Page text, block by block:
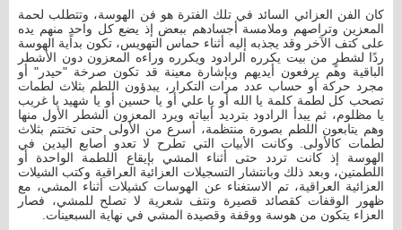
كان الفن العزائي السائد في تلك الفترة هو فن الهوسة، وتتطلب لحمة
المعزين وتراصهم وملامسة أجسادهم ببعض إذ يضع كل واحدٍ منهم يده
على كتف الآخر وقد يجذبه إليه أثناء حماس التهويس، تكون بداية الهوسة
ردًا لشطرٍ من بيت يكرره الرادود ويكرره وراءه المعزون دون الأشطر
الباقية وهم يرفعون أيديهم وبإشارة معينة قد تكون صرخة "حيدر" أو
مجرد حركة أو حساب عدد مرات التكرار، يبدؤون اللطم بثلاث لطمات
تصحب كل لطمة كلمة يا الله أو يا علي أو يا حسين أو يا شهيد يا غريب
يا مظلوم، ثم يبدأ الرادود بترديد أبياته ويرد المعزون الشطر الأول منها
وهم يتابعون اللطم بصورة منتظمة، أسرع من الأولى حتى تختتم بثلاث
لطمات كالأولى. وكانت الأبيات التي تطرح لا تعدو أصابع اليدين في
الهوسة إذ كانت تردد حتى أثناء المشي بإيقاع اللطمة الواحدة أو
اللطمتين، وبعد ذلك وبانتشار التسجيلات العزائية العراقية وكتب الشيلات
العزائية العراقية، تم الاستغناء عن الهوسات كشيلات أثناء المشي، مع
ظهور الوقفات كقصائد قصيرة ونتف شعرية لا تصلح للمشي، فصار
العزاء يتكون من هوسة ووقفة وقصيدة المشي في نهاية السبعينات.